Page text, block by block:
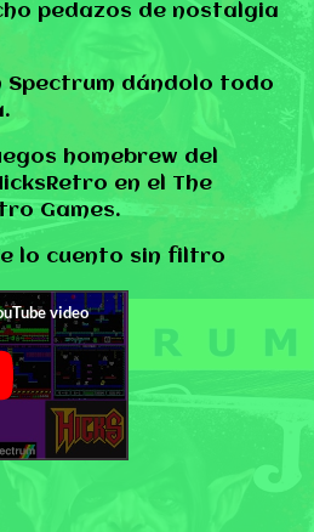
pedazos de nostalgia
Spectrum dándolo todo
homebrew del
en el The
Games.
lo cuento sin filtro